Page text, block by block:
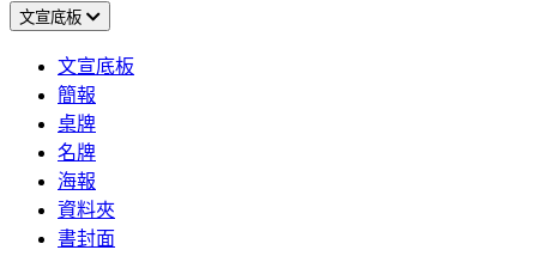
文宣底板
文宣底板
簡報
桌牌
名牌
海報
資料夾
書封面